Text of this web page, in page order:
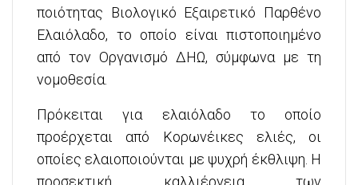
ποιότητας Βιολογικό Εξαιρετικό Παρθένο
Ελαιόλαδο, το οποίο είναι πιστοποιημένο
από τον Οργανισμό ΔΗΩ, σύμφωνα με τη
νομοθεσία.
Πρόκειται για ελαιόλαδο το οποίο
προέρχεται από Κορωνέικες ελιές, οι
οποίες ελαιοποιούνται με ψυχρή έκθλιψη. Η
προσεκτική καλλιέργεια των